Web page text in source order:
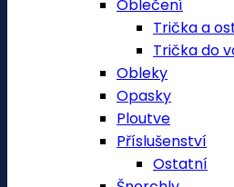
Oblečení
Trička a
Trička do
Obleky
Opasky
Ploutve
Příslušenství
Ostatní